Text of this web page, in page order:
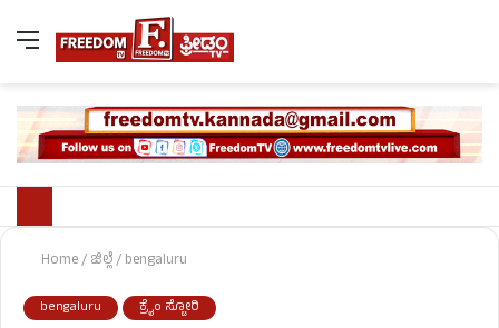
Home/ಜಿಲ್ಲೆ/bengaluru
bengaluru ಕ್ರೈಂ ಸ್ಟೋರಿ